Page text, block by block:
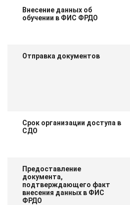
Внесение данных об
обучении в ФИС ФРДО
Отправка документов
Срок организации доступа в
СДО
Предоставление
документа,
подтверждающего факт
внесения данных в ФИС
ФРДО